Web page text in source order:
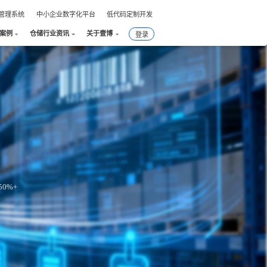
理系统 中小企业数字化平台 低代码定制开发
例 仓储行业资讯 关于壹博 登录